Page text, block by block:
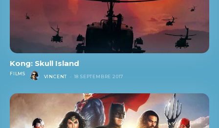
Kong: Skull Island
FILMS VINCENT - 18 SEPTEMBRE 2017